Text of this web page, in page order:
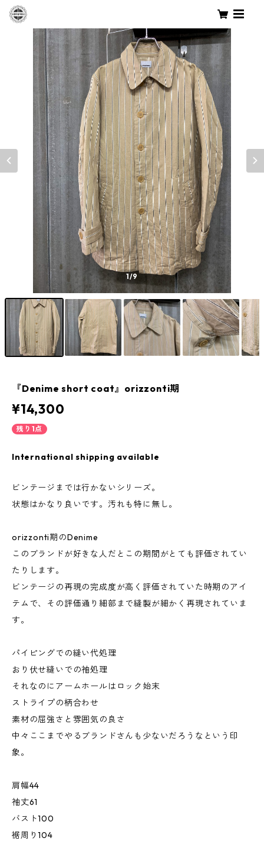
1/9
『Denime short coat』orizzonti期
¥14,300
残り1点
International shipping available
ビンテージまでは行かないシリーズ。
状態はかなり良いです。汚れも特に無し。
orizzonti期のDenime
このブランドが好きな人だとこの期間がとても評価されてい
たりします。
ビンテージの再現の完成度が高く評価されていた時期のアイ
テムで、その評価通り細部まで縫製が細かく再現されていま
す。
パイピングでの縫い代処理
おり伏せ縫いでの袖処理
それなのにアームホールはロック始末
ストライプの柄合わせ
素材の屈強さと雰囲気の良さ
中々ここまでやるブランドさんも少ないだろうなという印
象。
肩幅44
袖丈61
バスト100
裾周り104